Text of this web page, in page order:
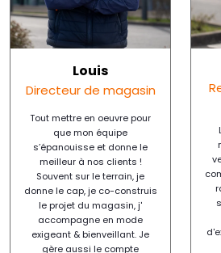
Louis
Directeur de magasin
Tout mettre en oeuvre pour
que mon équipe
s’épanouisse et donne le
meilleur à nos clients !
Souvent sur le terrain, je
donne le cap, je co-construis
le projet du magasin, j'
accompagne en mode
exigeant & bienveillant. Je
gère aussi le compte